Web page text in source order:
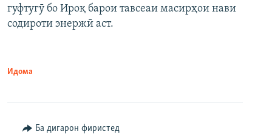
гуфтугӯ бо Ироқ барои тавсеаи масирҳои нави
содироти энержӣ аст.
Идома
Ба дигарон фиристед